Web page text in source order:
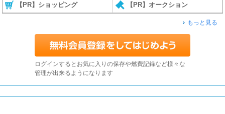
【PR】ショッピング 【PR】オークション
もっと見る
ログインするとお気に入りの保存や燃費記録など様々な
管理が出来るようになります